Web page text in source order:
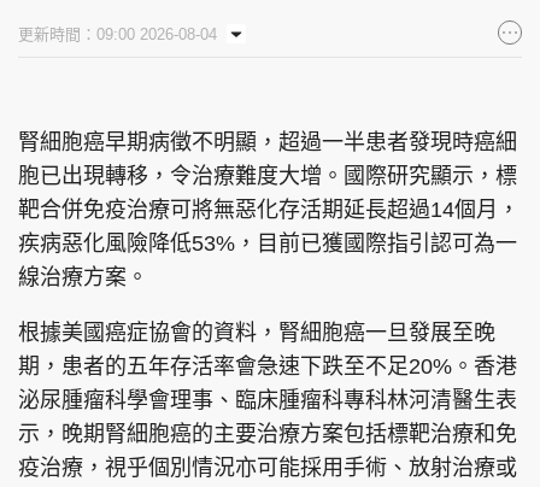
更新時間：09:00 2026-08-04
腎細胞癌早期病徵不明顯，超過一半患者發現時癌細
胞已出現轉移，令治療難度大增。國際研究顯示，標
靶合併免疫治療可將無惡化存活期延長超過14個月，
疾病惡化風險降低53%，目前已獲國際指引認可為一
線治療方案。
根據美國癌症協會的資料，腎細胞癌一旦發展至晚
期，患者的五年存活率會急速下跌至不足20%。香港
泌尿腫瘤科學會理事、臨床腫瘤科專科林河清醫生表
示，晚期腎細胞癌的主要治療方案包括標靶治療和免
疫治療，視乎個別情況亦可能採用手術、放射治療或